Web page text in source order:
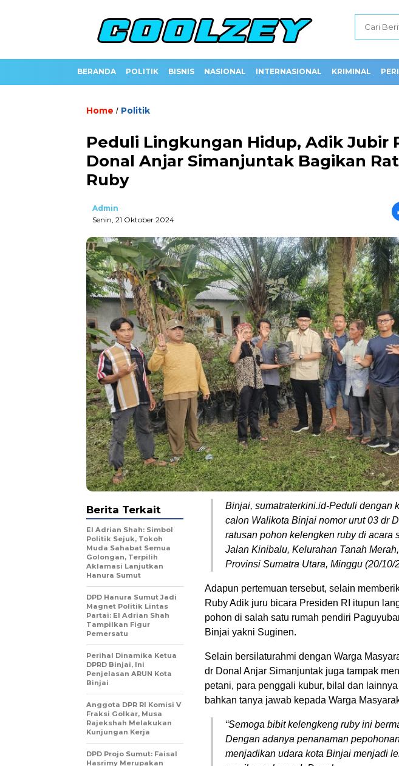
BERANDA POLITIK BISNIS NASIONAL INTERNASIONAL KRIMINAL
Home / Politik
Peduli Lingkungan Hidup, Adik Jubir
Donal Anjar Simanjuntak Bagikan
Ruby
Admin
Senin, 21 Oktober 2024
Binjai, sumatraterkini.id-Peduli dengan
calon Walikota Binjai nomor urut 03 dr
ratusan pohon kelengken ruby di acara
Jalan Kinibalu, Kelurahan Tanah
Provinsi Sumatra Utara, Minggu (20/10/
Adapun pertemuan tersebut, selain
Ruby Adik juru bicara Presiden RI itupun
pohon di salah satu rumah pendiri
Binjai yakni Suginen.
Selain bersilaturahmi dengan Warga
dr Donal Anjar Simanjuntak juga tampak
petani, para penggali kubur, bilal dan
bahkan tanya jawab kepada Warga
“Semoga bibit kelengkeng ruby ini
Dengan adanya penanaman
menjadikan udara kota Binjai menjadi
Berita Terkait
El Adrian Shah: Simbol
Politik Sejuk, Tokoh
Muda Sahabat Semua
Golongan, Terpilih
Aklamasi Lanjutkan
Hanura Sumut
DPD Hanura Sumut Jadi
Magnet Politik Lintas
Partai: El Adrian Shah
Tampilkan Figur
Pemersatu
Perihal Dinamika Ketua
DPRD Binjai, Ini
Penjelasan ARUN Kota
Binjai
Anggota DPR RI Komisi V
Fraksi Golkar, Musa
Rajekshah Melakukan
Kunjungan Kerja
DPD Projo Sumut: Faisal
Hasrimy Merupakan